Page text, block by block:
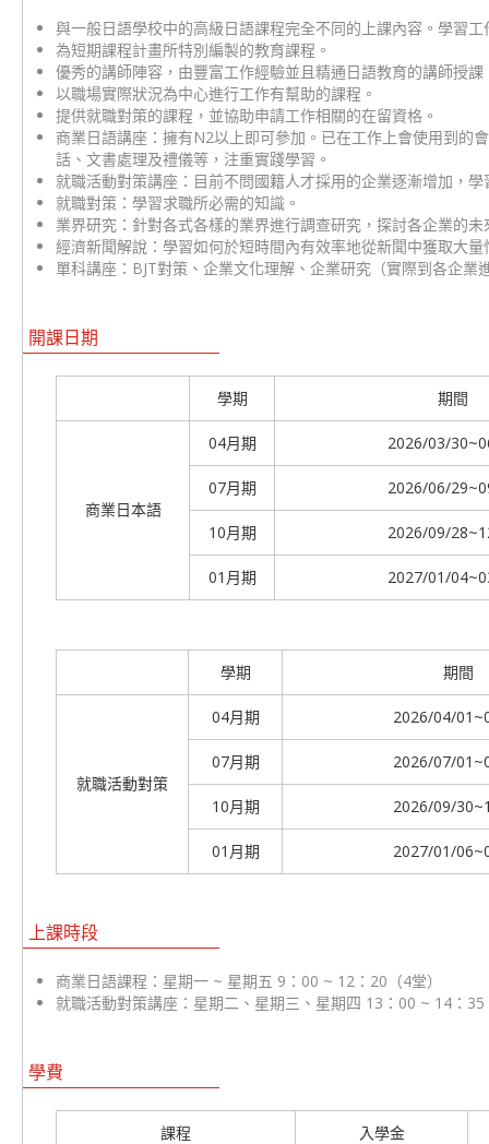
與一般日語學校中的高級日語課程完全不同的上課內容。學習
為短期課程計畫所特別編製的教育課程。
優秀的講師陣容，由豐富工作經驗並且精通日語教育的講師授課
以職場實際狀況為中心進行工作有幫助的課程。
提供就職對策的課程，並協助申請工作相關的在留資格。
商業日語講座：擁有N2以上即可參加。已在工作上會使用到的
話、文書處理及禮儀等，注重實踐學習。
就職活動對策講座：目前不問國籍人才採用的企業逐漸增加，
就職對策：學習求職所必需的知識。
業界研究：針對各式各樣的業界進行調查研究，探討各企業的未
經濟新聞解說：學習如何於短時間內有效率地從新聞中獲取大量
單科講座：BJT對策、企業文化理解、企業研究（實際到各企業
開課日期
學期 期間
商業日本語
04月期 2026/03/
07月期 2026/06/
10月期 2026/09/
01月期 2027/01/
學期 期間
就職活動對策
04月期 2026/04/
07月期 2026/07/
10月期 2026/09/
01月期 2027/01/
上課時段
商業日語課程：星期一 ~ 星期五 9：00 ~ 12：20（4堂）
就職活動對策講座：星期二、星期三、星期四 13：00 ~ 14：35
學費
課程 入學金